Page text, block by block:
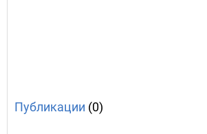
Публикации (0)